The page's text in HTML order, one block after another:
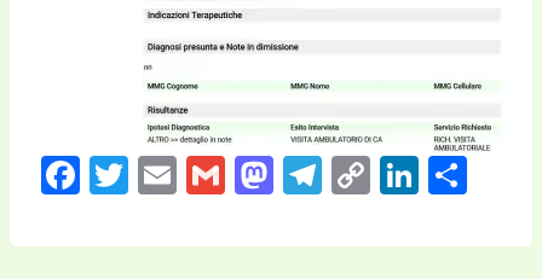
F
c
T
itt
E
ai
G
ai
M
st
T
e
C
p
Li
k
C
n